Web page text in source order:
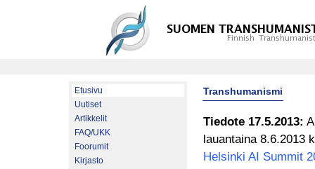
Etusivu
Uutiset
Artikkelit
FAQ/UKK
Foorumit
Kirjasto
Transhumanismi
Tiedote 17.5.2013:
lauantaina 8.6.2013
Helsinki AI Summit